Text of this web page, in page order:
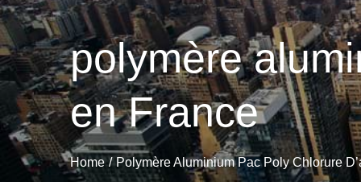
polymère
en France
Home Polymère Aluminium Pac Poly Chlorure